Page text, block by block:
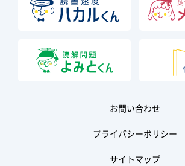
お問い合わせ
プライバシーポリシー
サイトマップ